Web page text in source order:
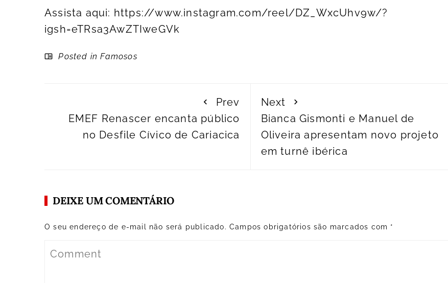
Assista aqui: https://www.instagram.com/reel/DZ_WxcUhv9w/?
igsh=eTRsa3AwZTIweGVk
Posted inFamosos
Prev
EMEF Renascer encanta público
no Desfile Cívico de Cariacica
Next
Bianca Gismonti e Manuel de
Oliveira apresentam novo projeto
em turnê ibérica
DEIXE UM COMENTÁRIO
O seu endereço de e-mail não será publicado. Campos obrigatórios são marcados com *